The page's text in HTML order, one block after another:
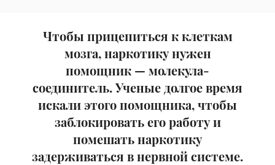
Чтобы прицепиться к клеткам
мозга, наркотику нужен
помощник — молекула-
соединитель. Ученые долгое время
искали этого помощника, чтобы
заблокировать его работу и
помешать наркотику
задерживаться в нервной системе.